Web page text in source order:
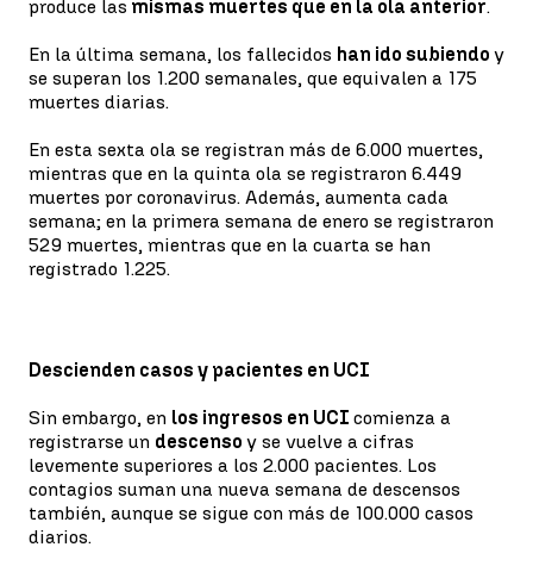
produce las mismas muertes que en la ola anterior.
En la última semana, los fallecidos han ido subiendo y
se superan los 1.200 semanales, que equivalen a 175
muertes diarias.
En esta sexta ola se registran más de 6.000 muertes,
mientras que en la quinta ola se registraron 6.449
muertes por coronavirus. Además, aumenta cada
semana; en la primera semana de enero se registraron
529 muertes, mientras que en la cuarta se han
registrado 1.225.
Descienden casos y pacientes en UCI
Sin embargo, en los ingresos en UCI comienza a
registrarse un descenso y se vuelve a cifras
levemente superiores a los 2.000 pacientes. Los
contagios suman una nueva semana de descensos
también, aunque se sigue con más de 100.000 casos
diarios.